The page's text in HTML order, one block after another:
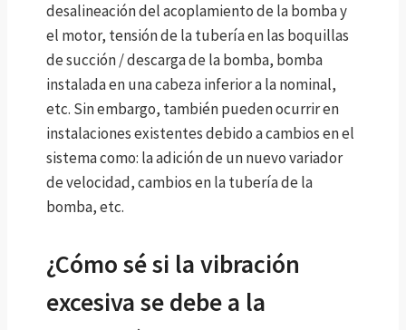
desalineación del acoplamiento de la bomba y
el motor, tensión de la tubería en las boquillas
de succión / descarga de la bomba, bomba
instalada en una cabeza inferior a la nominal,
etc. Sin embargo, también pueden ocurrir en
instalaciones existentes debido a cambios en el
sistema como: la adición de un nuevo variador
de velocidad, cambios en la tubería de la
bomba, etc.
¿Cómo sé si la vibración
excesiva se debe a la